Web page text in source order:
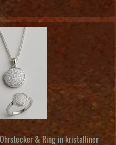
& Ring in kristalliner